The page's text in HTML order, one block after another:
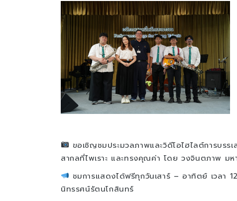
ขอเชิญชมประมวลภาพและวิดีโอไฮไลต์การบร
สากลที่ไพเราะ และทรงคุณค่า โดย วงจินตภาพ ม
ชมการแสดงได้ฟรีทุกวันเสาร์ – อาทิตย์ เวลา
นิทรรศน์รัตนโกสินทร์